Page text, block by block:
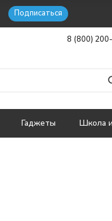
Подписаться
8 (800)
Гаджеты Школа